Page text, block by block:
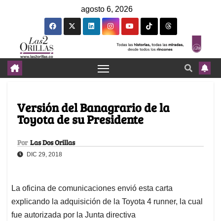
agosto 6, 2026
Versión del Banagrario de la
Toyota de su Presidente
Por Las Dos Orillas
DIC 29, 2018
La oficina de comunicaciones envió esta carta
explicando la adquisición de la Toyota 4 runner, la cual
fue autorizada por la Junta directiva